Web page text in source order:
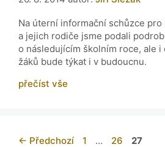
Na úterní informační schůzce
a jejich rodiče jsme podali
o následujícím školním roce, ale i
žáků bude týkat i v budoucnu.
přečíst vše
← Předchozí 1 … 26 27